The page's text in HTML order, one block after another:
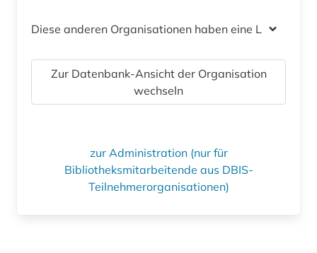
Diese anderen Organisationen haben eine Lizenz
Zur Datenbank-Ansicht der Organisation
wechseln
zur Administration (nur für
Bibliotheksmitarbeitende aus DBIS-
Teilnehmerorganisationen)